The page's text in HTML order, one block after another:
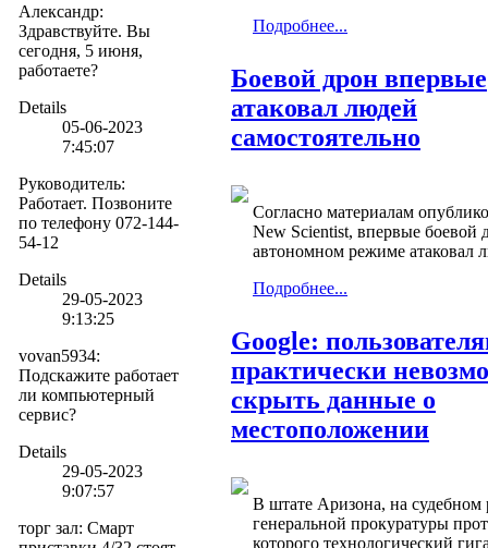
Александр:
Здравствуйте. Вы
сегодня, 5 июня,
работаете?
Details
05-06-2023
7:45:07
Руководитель:
Работает. Позвоните
по телефону 072-144-
54-12
Details
29-05-2023
9:13:25
vovan5934:
Подскажите работает
ли компьютерный
сервис?
Details
29-05-2023
9:07:57
торг зал: Смарт
Подробнее...
Боевой дрон впервые
атаковал людей
самостоятельно
Согласно материалам
New Scientist, впервые боевой
автономном режиме атаковал
Подробнее...
Google:
практически
скрыть данные о
местоположении
В штате Аризона, на судебном
генеральной прокуратуры
которого технологический